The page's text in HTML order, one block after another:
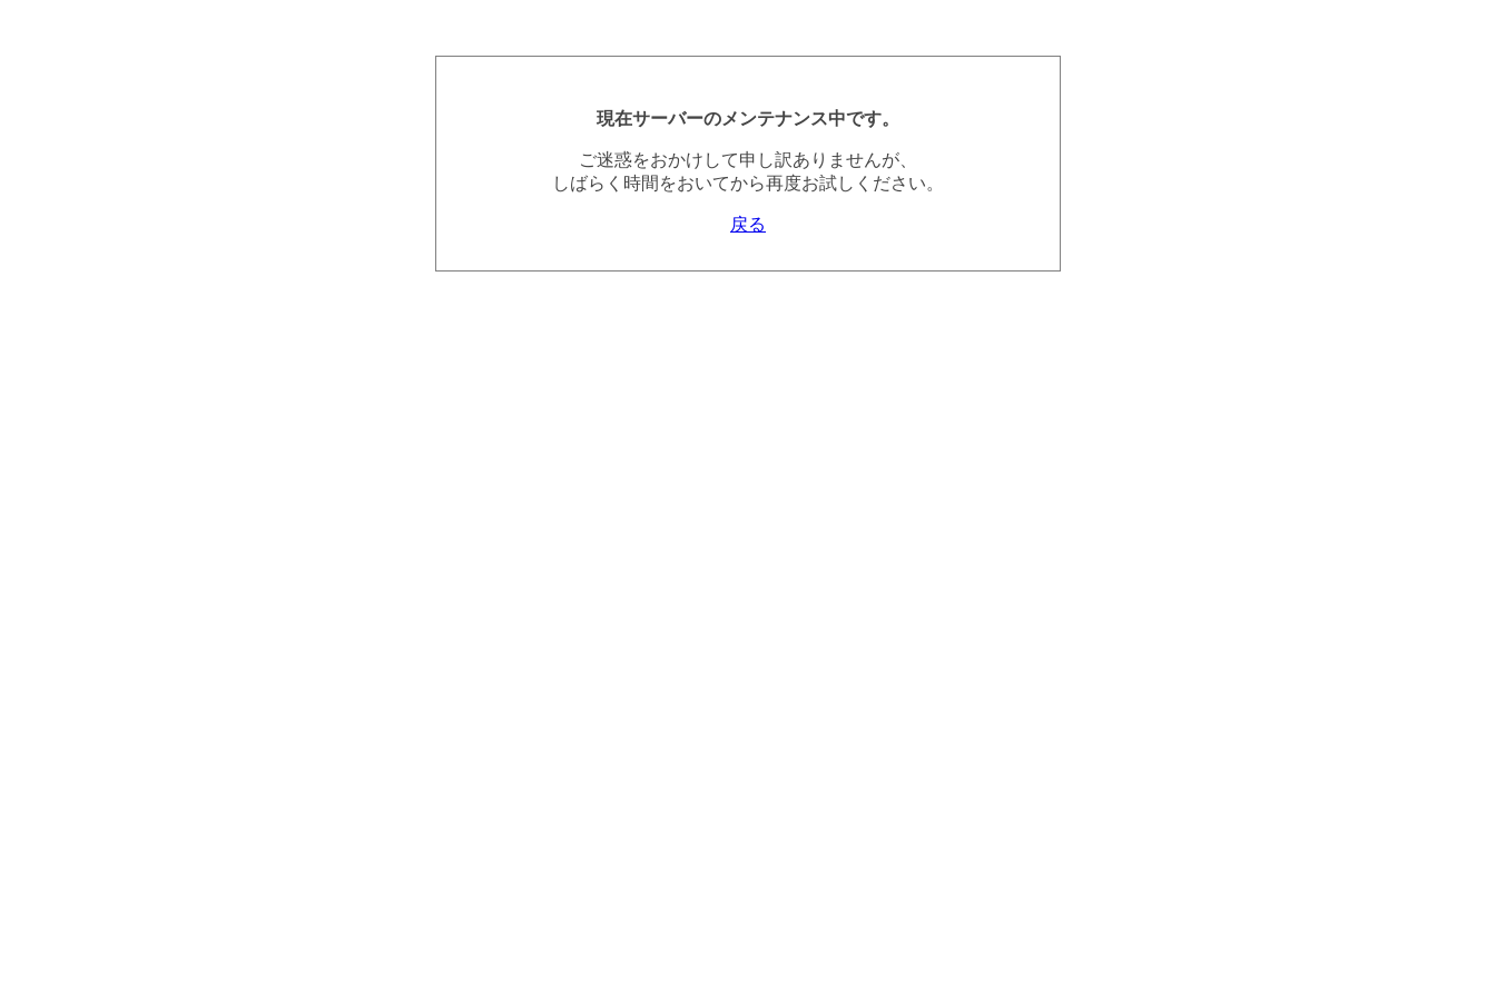
現在サーバーのメンテナンス中です。
ご迷惑をおかけして申し訳ありませんが、
しばらく時間をおいてから再度お試しください。
戻る